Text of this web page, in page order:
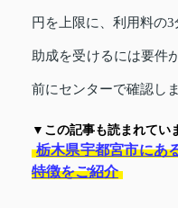
円を上限に、利用料の3
助成を受けるには要件
前にセンターで確認し
▼この記事も読まれてい
栃木県宇都宮市にあ
特徴をご紹介